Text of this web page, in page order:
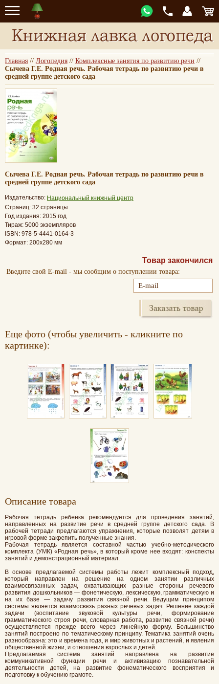
Главная // Логопедия // Комплексные занятия по развитию речи //
Сычева Г.Е. Родная речь. Рабочая тетрадь по развитию речи в
средней группе детского сада
Сычева Г.Е. Родная речь. Рабочая тетрадь по развитию речи в
средней группе детского сада
Издательство: Национальный книжный центр
Страниц: 32 страницы
Год издания: 2015 год
Тираж: 5000 экземпляров
ISBN: 978-5-4441-0164-3
Формат: 200х280 мм
Товар закончился
Введите свой E-mail - мы сообщим о поступлении товара:
Еще фото (чтобы увеличить - кликните по
картинке):
Oписание товара
Рабочая тетрадь ребенка рекомендуется для проведения занятий,
направленных на развитие речи в средней группе детского сада. В
рабочей тетради предлагаются упражнения, которые позволят детям в
игровой форме закрепить полученные знания.
Рабочая тетрадь является составной частью учебно-методического
комплекта (УМК) «Родная речь», в который кроме нее входят: конспекты
занятий и демонстрационный материал.
В основе предлагаемой системы работы лежит комплексный подход,
который направлен на решение на одном занятии различных
взаимосвязанных задач, охватывающих разные стороны речевого
развития дошкольников — фонетическую, лексическую, грамматическую и
на их базе — задачу развития связной речи. Ведущим принципом
системы является взаимосвязь разных речевых задач. Решение каждой
задачи (воспитание звуковой культуры речи, формирование
грамматического строя речи, словарная работа, развитие связной речи)
осуществляется прежде всего через линейную форму. Большинство
занятий построено по тематическому принципу. Тематика занятий очень
разнообразна: это и времена года, и мир животных и растений, и явления
общественной жизни, и отношения взрослых и детей.
Предлагаемая система занятий направлена на развитие
коммуникативной функции речи и активизацию познавательной
деятельности детей, на развитие фонематического восприятия и
подготовку к обучению грамоте.